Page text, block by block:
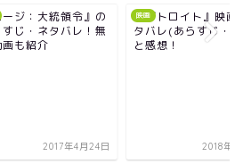
映画
『デトロイト』映画のネ
タバレ(あらすじ・結末)
と感想！
2018年2月4日
映画
『わたしは、ダ
ブレイク』のあ
ネタバレ（結末